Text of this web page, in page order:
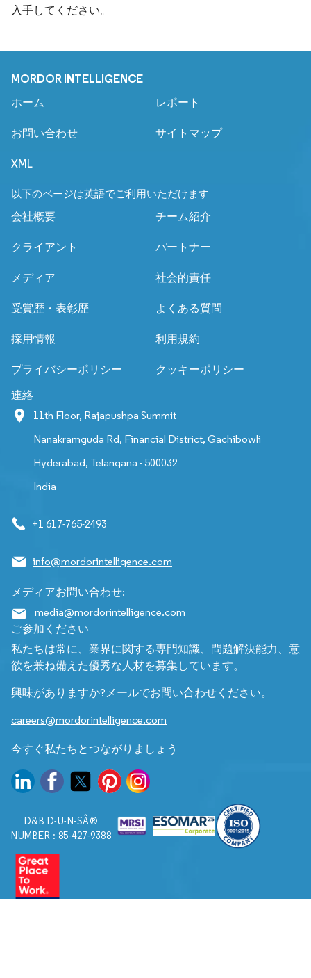
入手してください。
MORDOR INTELLIGENCE
ホーム レポート
お問い合わせ サイトマップ
XML
以下のページは英語でご利用いただけます
会社概要
チーム紹介
クライアント パートナー
メディア 社会的責任
受賞歴・表彰歴 よくある質問
採用情報 利用規約
プライバシーポリシー クッキーポリシー
連絡
11th Floor, Rajapushpa Summit
Nanakramguda Rd, Financial District, Gachibowli
Hyderabad, Telangana - 500032
India
+1 617-765-2493
info@mordorintelligence.com
メディアお問い合わせ:
media@mordorintelligence.com
ご参加ください
私たちは常に、業界に関する専門知識、問題解決能力、意
欲を兼ね備えた優秀な人材を募集しています。
興味がありますか?メールでお問い合わせください。
careers@mordorintelligence.com
今すぐ私たちとつながりましょう
D&B D-U-N-SÂ®
NUMBER : 85-427-9388